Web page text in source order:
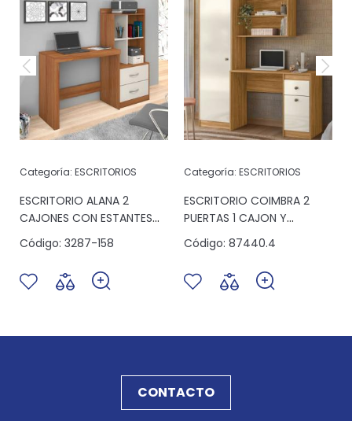
Categoría: ESCRITORIOS
ESCRITORIO ALANA 2
CAJONES CON ESTANTES
BLANCO
Código: 3287-158
Categoría: ESCRITORIOS
ESCRITORIO COIMBRA 2
PUERTAS 1 CAJON Y
ESTANTES BLANCO
Código: 87440.4
CONTACTO